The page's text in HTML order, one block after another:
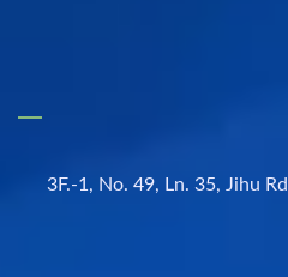
3F.-1, No. 49, Ln. 35, Jihu